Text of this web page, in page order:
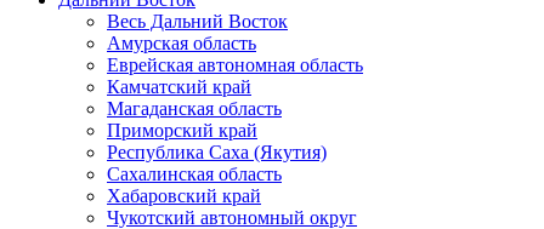
Весь Дальний Восток
Амурская область
Еврейская автономная область
Камчатский край
Магаданская область
Приморский край
Республика Саха (Якутия)
Сахалинская область
Хабаровский край
Чукотский автономный округ